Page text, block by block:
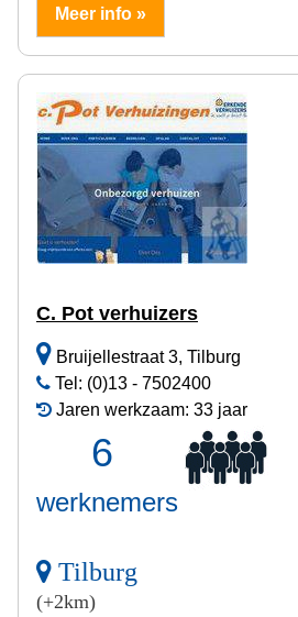
Meer info »
C. Pot verhuizers
Bruijellestraat 3, Tilburg
Tel: (0)13 - 7502400
Jaren werkzaam: 33 jaar
6
werknemers
Tilburg
(+2km)